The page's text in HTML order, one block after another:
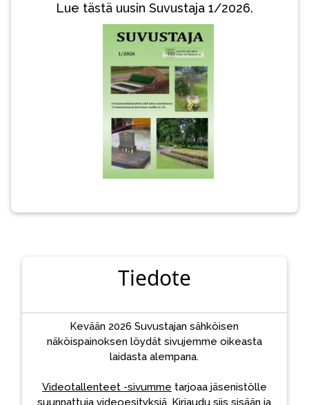
Lue tästä uusin Suvustaja 1/2026.
Tiedote
Kevään 2026 Suvustajan sähköisen
näköispainoksen löydät sivujemme oikeasta
laidasta alempana.
Videotallenteet -sivumme tarjoaa jäsenistölle
suunnattuja videoesityksiä. Kirjaudu siis sisään ja